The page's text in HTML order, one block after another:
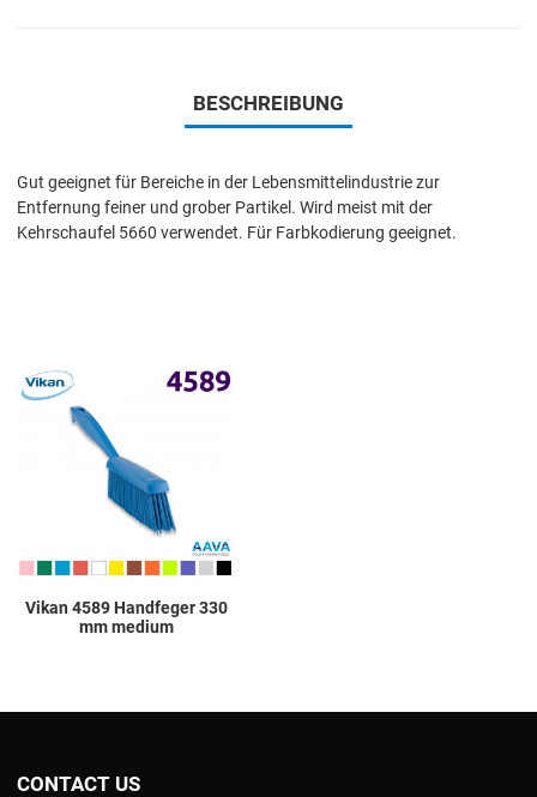
BESCHREIBUNG
Gut geeignet für Bereiche in der Lebensmittelindustrie zur
Entfernung feiner und grober Partikel. Wird meist mit der
Kehrschaufel 5660 verwendet. Für Farbkodierung geeignet.
Vikan 4589 Handfeger 330
mm medium
CONTACT US